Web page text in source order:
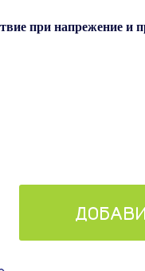
при напрежение и